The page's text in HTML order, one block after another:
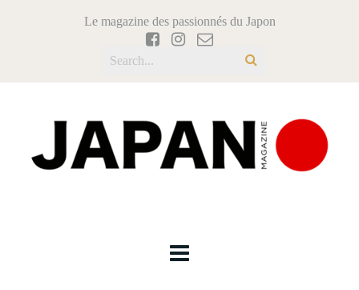
Le magazine des passionnés du Japon